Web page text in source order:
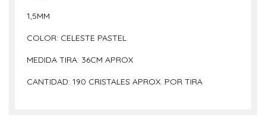
1,5MM
COLOR: CELESTE PASTEL
MEDIDA TIRA: 36CM APROX
CANTIDAD: 190 CRISTALES APROX. POR TIRA